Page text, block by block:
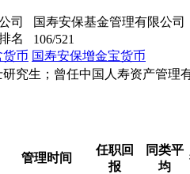
司
国寿安保基金管理有限公司
名
106/521
货币 国寿安保增金宝货币
究生；曾任中国人寿资产管理
管理时间
任职回
报
同类平
均